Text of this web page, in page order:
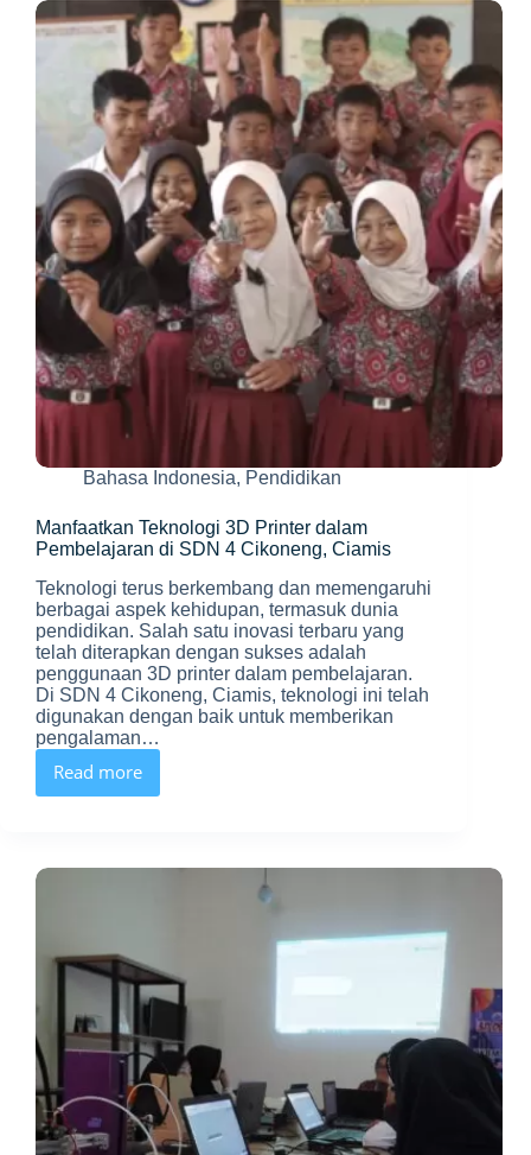
3D
printing:
Mendorong
Kemajuan
Teknologi
dan
Pekerjaan
Baru
Bahasa Indonesia, Pendidikan
Manfaatkan Teknologi 3D Printer dalam
Pembelajaran di SDN 4 Cikoneng, Ciamis
Teknologi terus berkembang dan memengaruhi
berbagai aspek kehidupan, termasuk dunia
pendidikan. Salah satu inovasi terbaru yang
telah diterapkan dengan sukses adalah
penggunaan 3D printer dalam pembelajaran.
Di SDN 4 Cikoneng, Ciamis, teknologi ini telah
digunakan dengan baik untuk memberikan
pengalaman…
Read moreManfaatkan
Teknologi
Cikoneng,
Ciamis